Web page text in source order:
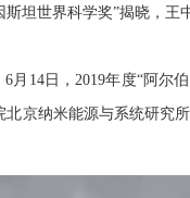
斯坦世界科学奖”揭晓，
月14日，2019年度“阿尔
京纳米能源与系统研究